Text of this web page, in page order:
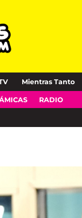
Mientras Tanto
RADIO